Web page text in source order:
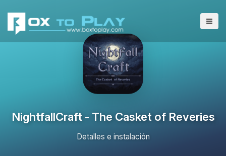
NightfallCraft - The Casket of Reveries
Detalles e instalación